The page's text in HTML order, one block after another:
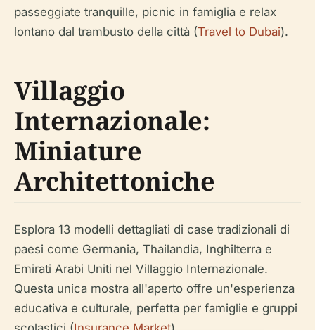
passeggiate tranquille, picnic in famiglia e relax
lontano dal trambusto della città (Travel to Dubai).
Villaggio
Internazionale:
Miniature
Architettoniche
Esplora 13 modelli dettagliati di case tradizionali di
paesi come Germania, Thailandia, Inghilterra e
Emirati Arabi Uniti nel Villaggio Internazionale.
Questa unica mostra all'aperto offre un'esperienza
educativa e culturale, perfetta per famiglie e gruppi